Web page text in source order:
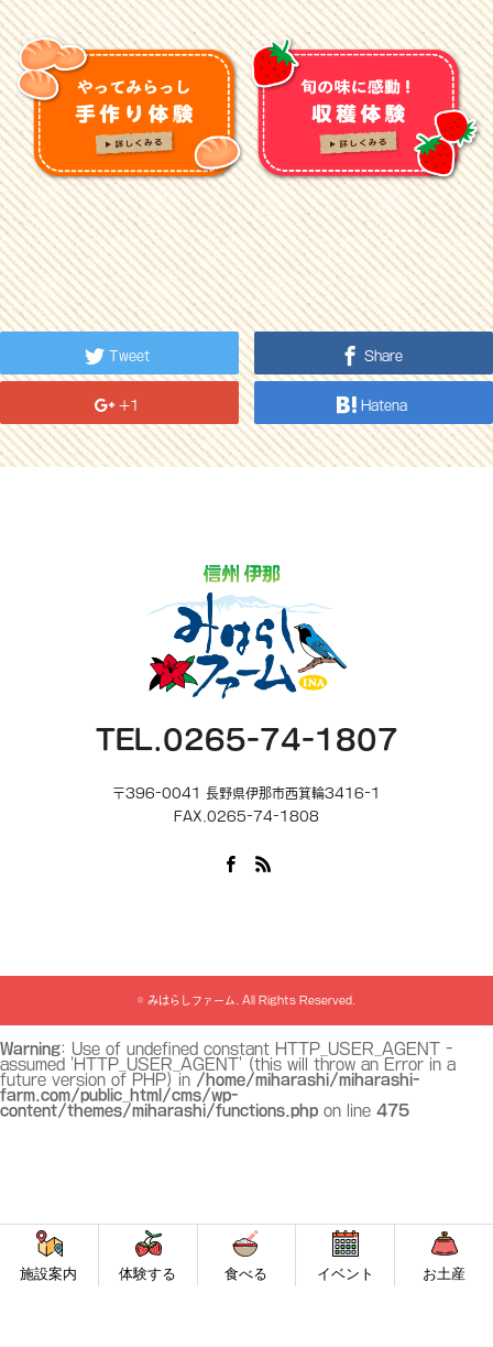
Tweet Share
+1 Hatena
TEL.0265-74-1807
〒396-0041 長野県伊那市西箕輪3416-1
FAX.0265-74-1808
© みはらしファーム . All Rights Reserved.
施設案内 体験する 食べる イベント お土産
Warning: Use of undefined constant HTTP_USER_AGENT -
assumed 'HTTP_USER_AGENT' (this will throw an Error in a
future version of PHP) in /home/miharashi/miharashi-
farm.com/public_html/cms/wp-
content/themes/miharashi/functions.php on line 475